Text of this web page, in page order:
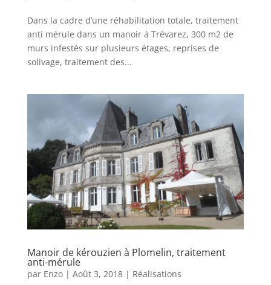
Dans la cadre d’une réhabilitation totale, traitement
anti mérule dans un manoir à Trévarez, 300 m2 de
murs infestés sur plusieurs étages, reprises de
solivage, traitement des...
Manoir de kérouzien à Plomelin, traitement
anti-mérule
par Enzo| Août 3, 2018| Réalisations